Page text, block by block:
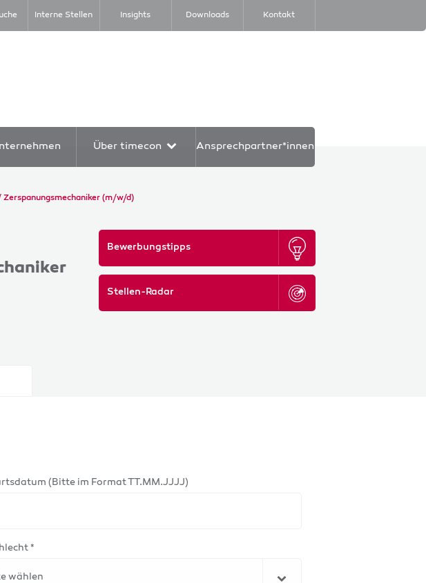
Interne Stellen Insights Downloads Kontakt
Über timecon Ansprechpartner*innen
(m/w/d)
Bewerbungstipps
Stellen-Radar
(Bitte im Format TT.MM.JJJJ)
*
wählen